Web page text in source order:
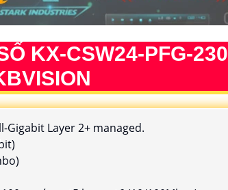
KX-CSW24-PFG-230
Gigabit Layer 2+ managed.